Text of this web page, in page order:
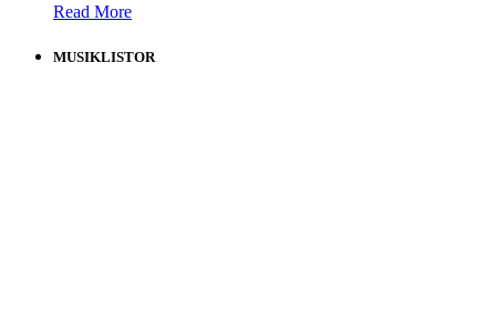
Read More
MUSIKLISTOR